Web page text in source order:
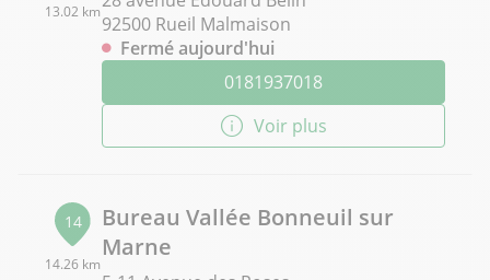
13.02 km
92500 Rueil Malmaison
Fermé aujourd'hui
0181937018
Voir plus
14
14.26 km
Bureau Vallée Bonneuil sur
Marne